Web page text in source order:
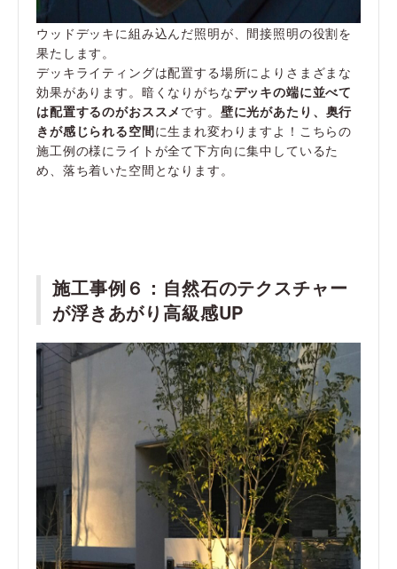
ウッドデッキに組み込んだ照明が、間接照明の役割を
果たします。
デッキライティングは配置する場所によりさまざまな
効果があります。暗くなりがちなデッキの端に並べて
は配置するのがおススメ です。 壁に光があたり、奥行
きが感じられる空間に生まれ変わりますよ！こちらの
施工例の様にライトが全て下方向に集中しているた
め、落ち着いた空間となります。
施工事例６：自然石のテクスチャー
が浮きあがり高級感UP